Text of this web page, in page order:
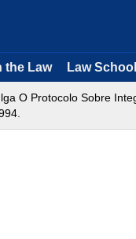
the Law Law
O Protocolo Sobre